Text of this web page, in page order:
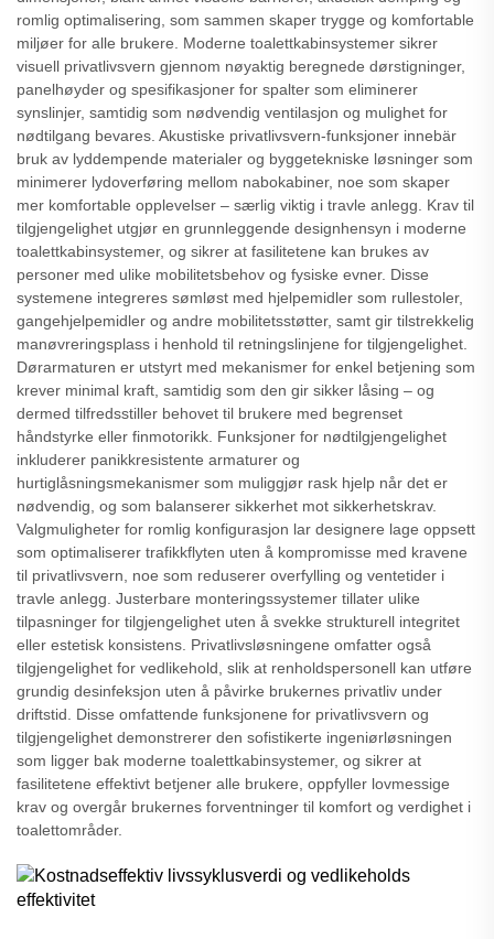
romlig optimalisering, som sammen skaper trygge og komfortable
miljøer for alle brukere. Moderne toalettkabinsystemer sikrer
visuell privatlivsvern gjennom nøyaktig beregnede dørstigninger,
panelhøyder og spesifikasjoner for spalter som eliminerer
synslinjer, samtidig som nødvendig ventilasjon og mulighet for
nødtilgang bevares. Akustiske privatlivsvern-funksjoner innebär
bruk av lyddempende materialer og byggetekniske løsninger som
minimerer lydoverføring mellom nabokabiner, noe som skaper
mer komfortable opplevelser – særlig viktig i travle anlegg. Krav til
tilgjengelighet utgjør en grunnleggende designhensyn i moderne
toalettkabinsystemer, og sikrer at fasilitetene kan brukes av
personer med ulike mobilitetsbehov og fysiske evner. Disse
systemene integreres sømløst med hjelpemidler som rullestoler,
gangehjelpemidler og andre mobilitetsstøtter, samt gir tilstrekkelig
manøvreringsplass i henhold til retningslinjene for tilgjengelighet.
Dørarmaturen er utstyrt med mekanismer for enkel betjening som
krever minimal kraft, samtidig som den gir sikker låsing – og
dermed tilfredsstiller behovet til brukere med begrenset
håndstyrke eller finmotorikk. Funksjoner for nødtilgjengelighet
inkluderer panikkresistente armaturer og
hurtiglåsningsmekanismer som muliggjør rask hjelp når det er
nødvendig, og som balanserer sikkerhet mot sikkerhetskrav.
Valgmuligheter for romlig konfigurasjon lar designere lage oppsett
som optimaliserer trafikkflyten uten å kompromisse med kravene
til privatlivsvern, noe som reduserer overfylling og ventetider i
travle anlegg. Justerbare monteringssystemer tillater ulike
tilpasninger for tilgjengelighet uten å svekke strukturell integritet
eller estetisk konsistens. Privatlivsløsningene omfatter også
tilgjengelighet for vedlikehold, slik at renholdspersonell kan utføre
grundig desinfeksjon uten å påvirke brukernes privatliv under
driftstid. Disse omfattende funksjonene for privatlivsvern og
tilgjengelighet demonstrerer den sofistikerte ingeniørløsningen
som ligger bak moderne toalettkabinsystemer, og sikrer at
fasilitetene effektivt betjener alle brukere, oppfyller lovmessige
krav og overgår brukernes forventninger til komfort og verdighet i
toalettområder.